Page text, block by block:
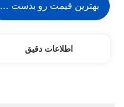
بهترین قیمت رو بدست بیار
اطلاعات دقیق